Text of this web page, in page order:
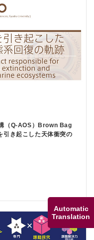
Automatic
Translation
（Q-AOS）Brown Bag
き起こした天体衝突の